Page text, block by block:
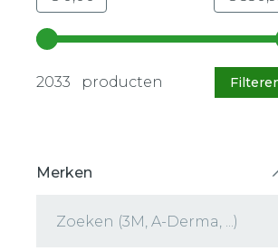
Gebruik de pijltjestoetsen links
2033 producten
Merken